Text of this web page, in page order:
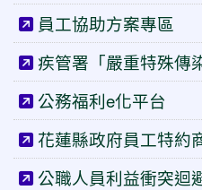
員工協助方案專區
疾管署「嚴重特殊傳
公務福利e化平台
花蓮縣政府員工特約
公職人員利益衝突迴